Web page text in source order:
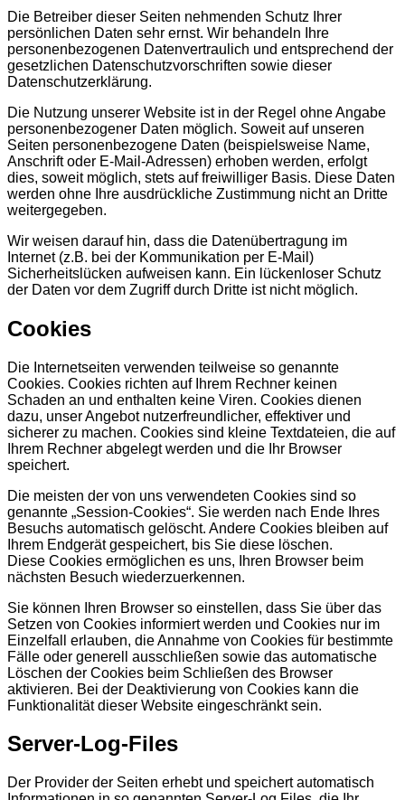
Die Betreiber dieser Seiten nehmenden Schutz Ihrer
persönlichen Daten sehr ernst. Wir behandeln Ihre
personenbezogenen Datenvertraulich und entsprechend der
gesetzlichen Datenschutzvorschriften sowie dieser
Datenschutzerklärung.
Die Nutzung unserer Website ist in der Regel ohne Angabe
personenbezogener Daten möglich. Soweit auf unseren
Seiten personenbezogene Daten (beispielsweise Name,
Anschrift oder E-Mail-Adressen) erhoben werden, erfolgt
dies, soweit möglich, stets auf freiwilliger Basis. Diese Daten
werden ohne Ihre ausdrückliche Zustimmung nicht an Dritte
weitergegeben.
Wir weisen darauf hin, dass die Datenübertragung im
Internet (z.B. bei der Kommunikation per E-Mail)
Sicherheitslücken aufweisen kann. Ein lückenloser Schutz
der Daten vor dem Zugriff durch Dritte ist nicht möglich.
Cookies
Die Internetseiten verwenden teilweise so genannte
Cookies. Cookies richten auf Ihrem Rechner keinen
Schaden an und enthalten keine Viren. Cookies dienen
dazu, unser Angebot nutzerfreundlicher, effektiver und
sicherer zu machen. Cookies sind kleine Textdateien, die auf
Ihrem Rechner abgelegt werden und die Ihr Browser
speichert.
Die meisten der von uns verwendeten Cookies sind so
genannte „Session-Cookies“. Sie werden nach Ende Ihres
Besuchs automatisch gelöscht. Andere Cookies bleiben auf
Ihrem Endgerät gespeichert, bis Sie diese löschen.
Diese Cookies ermöglichen es uns, Ihren Browser beim
nächsten Besuch wiederzuerkennen.
Sie können Ihren Browser so einstellen, dass Sie über das
Setzen von Cookies informiert werden und Cookies nur im
Einzelfall erlauben, die Annahme von Cookies für bestimmte
Fälle oder generell ausschließen sowie das automatische
Löschen der Cookies beim Schließen des Browser
aktivieren. Bei der Deaktivierung von Cookies kann die
Funktionalität dieser Website eingeschränkt sein.
Server-Log-Files
Der Provider der Seiten erhebt und speichert automatisch